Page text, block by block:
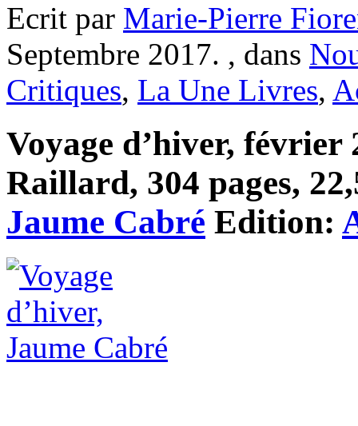
Ecrit par Marie-Pierre
Septembre 2017. , dans
Critiques, La Une Livres,
Voyage d’hiver,
Raillard, 304 pages,
Jaume Cabré Edition: